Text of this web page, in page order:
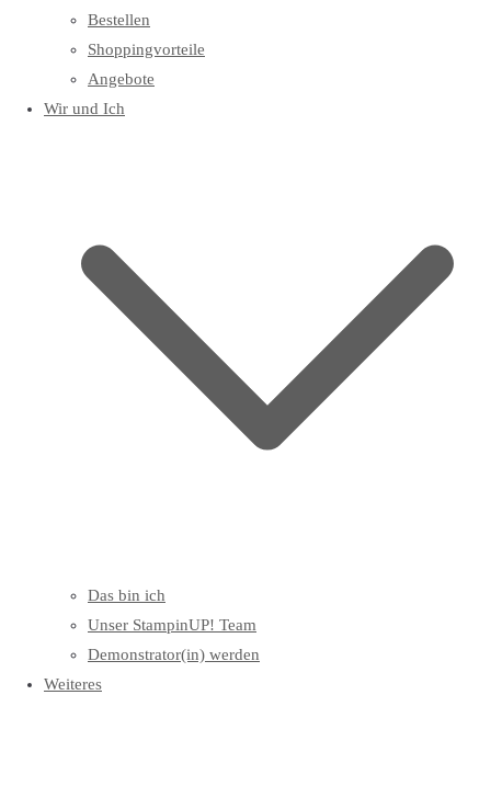
Bestellen
Shoppingvorteile
Angebote
Wir und Ich
Das bin ich
Unser StampinUP! Team
Demonstrator(in) werden
Weiteres